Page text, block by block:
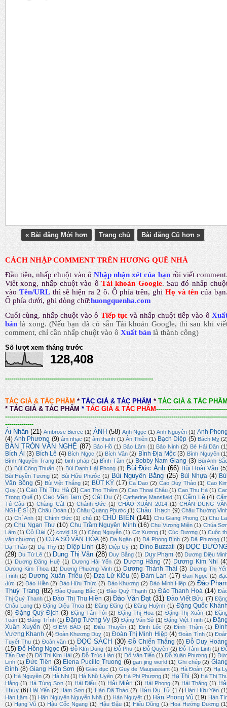
« Bài đăng Mới hơn Trang chủ Bài đăng Cũ hơn »
CÁCH NHẬP COMMENT TRÊN HƯƠNG QUÊ NHÀ
Đầu tiên, nhấp chuột vào ô Nhập nhận xét của bạn rồi viết comment
Viết xong, nhấp chuột vào ô Tài khoản Google. Sau đó nhấp
vào Tên/URL thì sẽ hiện ra 2 ô. Ô phía trên, ghi Họ và tên của
Ô phía dưới, ghi dòng chữ:huongquenha.com
Cuối cùng, nhấp chuột vào ô Tiếp tục và nhấp chuột tiếp vào ô
bản là xong.(Nếu bạn đã có sẵn Tài khoản Google, thì sau khi
comment, chỉ cần nhấp chuột vào ô Xuất bản là thành công)
Số lượt xem tháng trước
128,408
-------------------------------------------------------------------------
TÁC GIẢ & TÁC PHẨM * TÁC GIẢ & TÁC PHẨM * TÁC GIẢ & TÁC
* TÁC GIẢ & TÁC PHẨM * TÁC GIẢ & TÁC PHẨM-----------------------------------
--------------
Ái Nhân (21) Ambrose Bierce (1) ẢNH (58) Anh Ngọc (1) Anh Nguyên (1) Anh
(4) Anh Phương (9) âm nhạc (2) âm thanh (1) Ân Thiên (1) Bạch Diệp (5) Bách Mỵ
BÀN TRÒN VĂN NGHỆ (87) Bảo Hồ (1) Bảo Lâm (1) Bảo Ninh (2) Bé Hải Dân
Bích Ái (3) Bích Lê (4) Bích Ngọc (1) Bích Vân (2) Bình Địa Mộc (3) Bình Nguyên
Bình Nguyên Trang (2) binh pháp (1) Bình Tâm (1) Bobby Nam Giang (3) Bùi Anh
(1) Bùi Công Thuấn (1) Bùi Danh Hải Phong (1) Bùi Đức Ánh (66) Bùi Hoài Vân
Bùi Huyền Tương (2) Bùi Hữu Phước (1) Bùi Nguyên Bằng (25) Bùi Nhựa (4)
Văn Bồng (5) Bùi Việt Thắng (2) BÚT KÝ (17) Ca Dao (2) Cao Duy Thảo (1) Cao
Quy (1) Cao Thị Thu Hà (3) Cao Thọ Thêm (2) Cao Thoại Châu (1) Cao Thu Hà (1)
Trọng Quế (1) Cao Văn Tam (5) Cát Du (7) Catherine Mansfield (1) Cẩm Lệ (4)
Tú Cầu (1) Chàng Cát (1) Chánh Đức (1) CHÀO XUÂN 2014 (1) CHÂN DUNG
NGHỆ SĨ (2) Châu Đoàn (1) Châu Quang Phước (1) Châu Thạch (9) Châu Thường
(1) Chí Anh (1) Chính Đức (1) chủ (1) CHỦ BIÊN (141) Chu Giang Phong (1) Chu
(2) Chu Ngạn Thư (10) Chu Trầm Nguyên Minh (16) Chu Vương Miện (1) Chúa
Lâm (1) Cỏ Dại (7) covid 19 (1) Công Nguyễn (1) Cơ Xương (1) Cúc Dương (1) Cuộc
văn chương (1) CỬA SỔ VĂN HÓA (6) Dạ Ngân (1) Dã Phong Bình (2) Dã Phương
Dạ Thảo (2) Dạ Thy (1) Diệp Linh (18) Diệp Uy (1) Dino Buzzati (3) DỌC
(29) Du Tử Lê (1) Dung Thị Vân (28) Duy Bằng (1) Duy Phạm (6) Dương Diệu
(1)
Dương Đăng Huệ (1) Dương Hải Yến (2) Dương Hằng (7) Dương Kim Nhi
Dương Kim Thoa (1) Dương Phương Vinh (1) Dương Thành Thái (3) Dương Thị
Trinh (2) Dương Xuân Triều (6) Dzạ Lữ Kiều (6) Đàm Lan (17) Đan Ngọc (2)
đức (2) Đào Hiền (2) Đào Hữu Thức (2) Đào Khương (2) Đào Minh Hiệp (2) Đào
Thuỳ Trang (82) Đào Quang Bắc (1) Đào Quý Thạnh (1) Đào Thanh Hoà (14)
Thị Quý Thanh (1) Đào Thị Thu Hiền (3) Đào Văn Đạt (31) Đào Viết Bửu (7)
Châu Long (1) Đặng Diệu Thoa (1) Đăng Đăng (1) Đăng Huỳnh (1) Đặng Quốc
(8) Đặng Quý Địch (3) Đặng Tấn Tới (2) Đặng Thị Hoa (2) Đặng Thị Xuân (1)
Toán (1) Đăng Trình (1) Đặng Tường Vy (3) Đặng Văn Sử (1) Đặng Việt Trinh (1)
Xuân Xuyến (9) ĐIỂM BÁO (2) Điêu Thuyền (1) Đinh Lốc (2) Đình Thậm (1)
Vương Khanh (4) Đoàn Khương Duy (1) Đoàn Thị Minh Hiệp (4) Đoàn Tình (1)
Tuyết Thu (1) Đoản văn (1) ĐỌC SÁCH (30) Đỗ Chiến Thắng (6) Đỗ Duy
(15) Đỗ Hồng Ngọc (5) Đỗ KIm Dung (1) Đỗ Phu (1) Đỗ Quyên (2) Đỗ Tâm Linh (1)
Tấn Đạt (2) Đỗ Thị Kim Hải (2) Đỗ Trúc Hàn (1) Đỗ Văn Tiến (1) Đỗ Xuân Phương (1)
Linh (1) Đức Tiên (3) Elena Pucillo Truong (6) gan jing world (1) Ghi chép (2)
Đình (8) Giang Hiền Sơn (6) Giáo dục (1) Guy de Maupassant (1) Hà Đoàn (2) Hạ
(1) Hà Nguyên (2) Hà Nhi (1) Hà Nhữ Uyên (2) Hà Phi Phượng (1) Hạ Thi (3) Hà Thị
Hằng (1) Hà Tùng Sơn (1) Hải Điểu (1) Hải Miên (3) Hải Phong (2) Hải Thăng (1)
Thuỵ (6) Hải Yến (2) Hàm Sơn (1) Hàn Dã Thảo (2) Hàn Du Tử (17) Hàn Hữu Yên
Hàn Lâm (1) Hãn Nguyên Nguyễn Nhã (1) Hàn Nguyệt (1) Hàn Phong Vũ (19) Hàn
(1) Hạng Vũ (1) Hậu Cốc Ngang (1) Hậu Đậu (1) Hiếu Dũng (1) Hoa Hướng Dương